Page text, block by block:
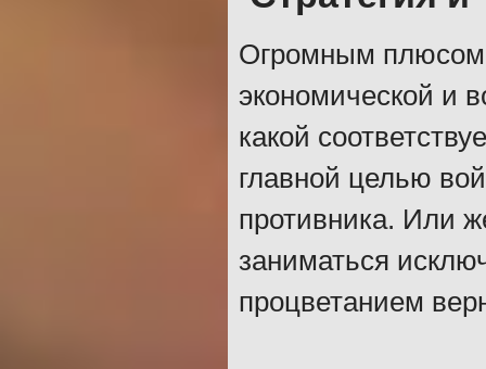
Огромным плюсом
экономической и
какой
главной целью
противника. Или
заниматься
процветанием